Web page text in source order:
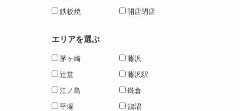
鉄板焼
開店閉店
エリアを選ぶ
茅ヶ崎
藤沢
辻堂
藤沢駅
江ノ島
鎌倉
平塚
鵠沼